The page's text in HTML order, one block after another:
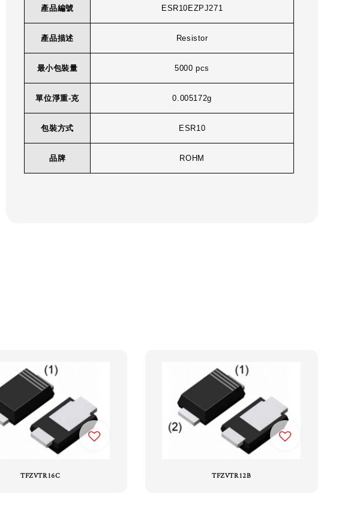
產品編號 ESR10EZPJ271
產品描述 Resistor
最小包裝量 5000 pcs
單位淨重-克 0.005172g
包裝方式 ESR10
品牌 ROHM
TFZVTR16C TFZVTR12B